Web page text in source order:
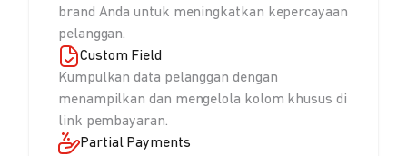
brand Anda untuk meningkatkan kepercayaan
pelanggan.
Custom Field
Kumpulkan data pelanggan dengan
menampilkan dan mengelola kolom khusus di
link pembayaran.
Partial Payments